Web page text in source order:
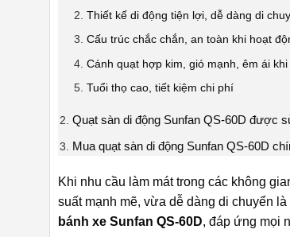
Thiết kế di động tiện lợi, dễ dàng di
Cấu trúc chắc chắn, an toàn khi hoạt
Cánh quạt hợp kim, gió mạnh, êm ái khi
Tuổi thọ cao, tiết kiệm chi phí
Quạt sàn di động Sunfan QS-60D được
Mua quạt sàn di động Sunfan QS-60D
Khi nhu cầu làm mát trong các không
suất mạnh mẽ, vừa dễ dàng di chuyển
bánh xe Sunfan QS-60D, đáp ứng mọi